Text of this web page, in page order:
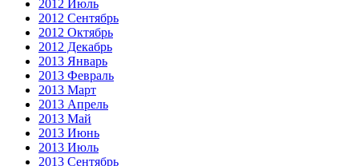
2012 Июль
2012 Сентябрь
2012 Октябрь
2012 Декабрь
2013 Январь
2013 Февраль
2013 Март
2013 Апрель
2013 Май
2013 Июнь
2013 Июль
2013 Сентябрь